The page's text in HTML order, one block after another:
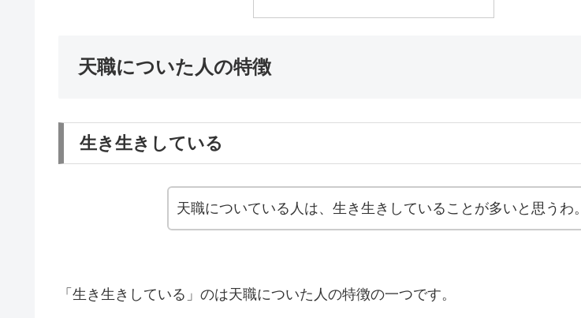
天職についた人の特徴
生き生きしている
天職についている人は、生き生きしていることが多いと思うわ。
「生き生きしている」のは天職についた人の特徴の一つです。